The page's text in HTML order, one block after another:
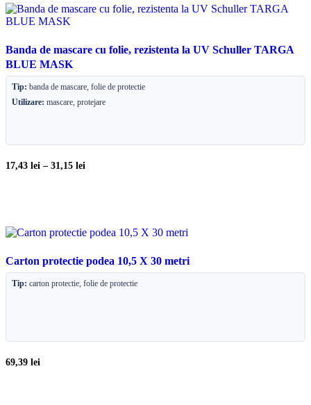
Banda de mascare cu folie, rezistenta la UV Schuller TARGA
BLUE MASK
Tip: banda de mascare, folie de protectie
Utilizare: mascare, protejare
17,43 lei – 31,15 lei
Carton protectie podea 10,5 X 30 metri
Tip: carton protectie, folie de protectie
69,39 lei